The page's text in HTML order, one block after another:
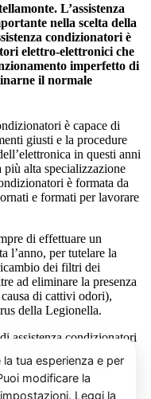
L’assistenza
nella scelta della
condizionatori è
elettro-elettronici che
imperfetto di
il normale
è capace di
giusti e la procedure
in questi anni
più alta specializzazione
è formata da
e formati per lavorare
di effettuare un
l’anno, per tutelare la
dei filtri dei
ad eliminare la presenza
di cattivi odori),
della Legionella.
assistenza condizionatori
di un nuovo
materia di risparmio